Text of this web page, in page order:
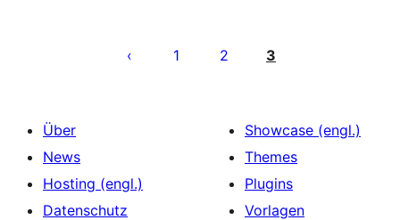
1 2 3
Über
News
Hosting (engl.)
Datenschutz
Showcase (engl.)
Themes
Plugins
Vorlagen